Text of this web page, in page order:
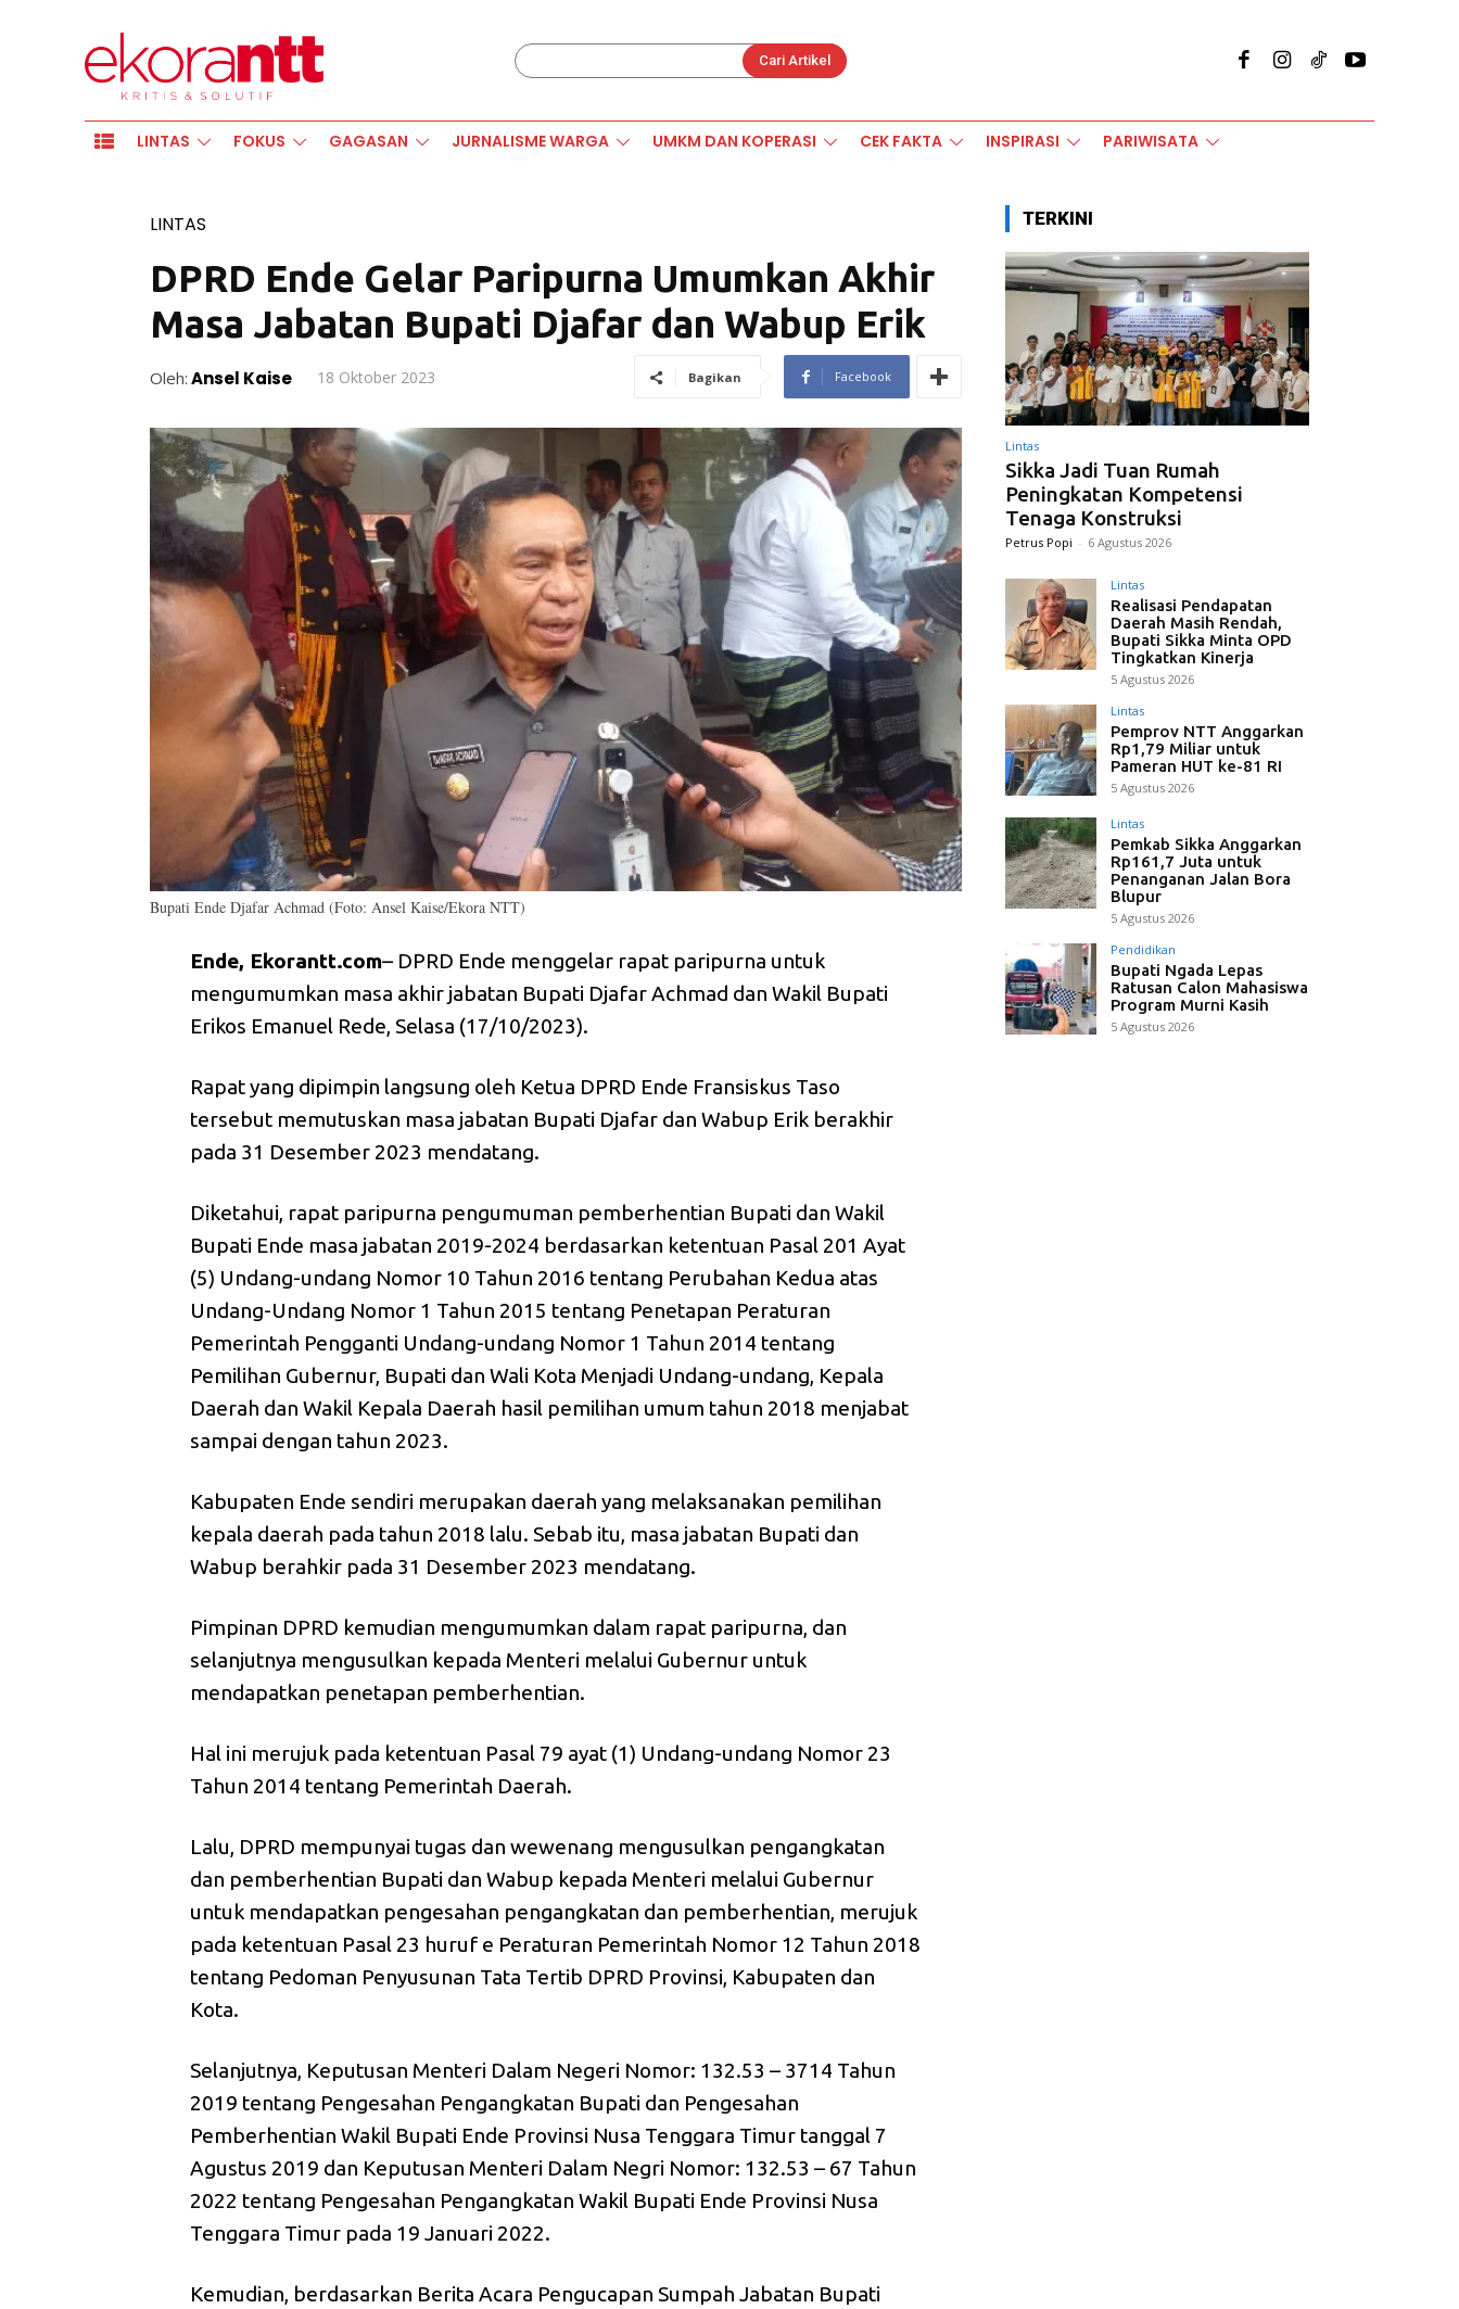
Cari Artikel
LINTAS FOKUS GAGASAN JURNALISME WARGA UMKM DAN KOPERASI CEK FAKTA INSPIRASI PARIWISATA
LINTAS
DPRD Ende Gelar Paripurna Umumkan Akhir
Masa Jabatan Bupati Djafar dan Wabup Erik
Oleh: Ansel Kaise 18 Oktober 2023 Bagikan Facebook
Bupati Ende Djafar Achmad (Foto: Ansel Kaise/Ekora NTT)
Ende, Ekorantt.com– DPRD Ende menggelar rapat paripurna untuk
mengumumkan masa akhir jabatan Bupati Djafar Achmad dan Wakil Bupati
Erikos Emanuel Rede, Selasa (17/10/2023).
Rapat yang dipimpin langsung oleh Ketua DPRD Ende Fransiskus Taso
tersebut memutuskan masa jabatan Bupati Djafar dan Wabup Erik berakhir
pada 31 Desember 2023 mendatang.
Diketahui, rapat paripurna pengumuman pemberhentian Bupati dan Wakil
Bupati Ende masa jabatan 2019-2024 berdasarkan ketentuan Pasal 201 Ayat
(5) Undang-undang Nomor 10 Tahun 2016 tentang Perubahan Kedua atas
Undang-Undang Nomor 1 Tahun 2015 tentang Penetapan Peraturan
Pemerintah Pengganti Undang-undang Nomor 1 Tahun 2014 tentang
Pemilihan Gubernur, Bupati dan Wali Kota Menjadi Undang-undang, Kepala
Daerah dan Wakil Kepala Daerah hasil pemilihan umum tahun 2018 menjabat
sampai dengan tahun 2023.
Kabupaten Ende sendiri merupakan daerah yang melaksanakan pemilihan
kepala daerah pada tahun 2018 lalu. Sebab itu, masa jabatan Bupati dan
Wabup berahkir pada 31 Desember 2023 mendatang.
Pimpinan DPRD kemudian mengumumkan dalam rapat paripurna, dan
selanjutnya mengusulkan kepada Menteri melalui Gubernur untuk
mendapatkan penetapan pemberhentian.
Hal ini merujuk pada ketentuan Pasal 79 ayat (1) Undang-undang Nomor 23
Tahun 2014 tentang Pemerintah Daerah.
Lalu, DPRD mempunyai tugas dan wewenang mengusulkan pengangkatan
dan pemberhentian Bupati dan Wabup kepada Menteri melalui Gubernur
untuk mendapatkan pengesahan pengangkatan dan pemberhentian, merujuk
pada ketentuan Pasal 23 huruf e Peraturan Pemerintah Nomor 12 Tahun 2018
tentang Pedoman Penyusunan Tata Tertib DPRD Provinsi, Kabupaten dan
Kota.
Selanjutnya, Keputusan Menteri Dalam Negeri Nomor: 132.53 – 3714 Tahun
2019 tentang Pengesahan Pengangkatan Bupati dan Pengesahan
Pemberhentian Wakil Bupati Ende Provinsi Nusa Tenggara Timur tanggal 7
Agustus 2019 dan Keputusan Menteri Dalam Negri Nomor: 132.53 – 67 Tahun
2022 tentang Pengesahan Pengangkatan Wakil Bupati Ende Provinsi Nusa
Tenggara Timur pada 19 Januari 2022.
Kemudian, berdasarkan Berita Acara Pengucapan Sumpah Jabatan Bupati
TERKINI
Lintas
Sikka Jadi Tuan Rumah
Peningkatan Kompetensi
Tenaga Konstruksi
Petrus Popi - 6 Agustus 2026
Lintas
Realisasi Pendapatan
Daerah Masih Rendah,
Bupati Sikka Minta OPD
Tingkatkan Kinerja
5 Agustus 2026
Lintas
Pemprov NTT Anggarkan
Rp1,79 Miliar untuk
Pameran HUT ke-81 RI
5 Agustus 2026
Lintas
Pemkab Sikka Anggarkan
Rp161,7 Juta untuk
Penanganan Jalan Bora
Blupur
5 Agustus 2026
Pendidikan
Bupati Ngada Lepas
Ratusan Calon Mahasiswa
Program Murni Kasih
5 Agustus 2026